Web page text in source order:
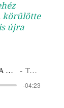
körülötte
újra
Jazzation: A négy évszak Tavasz 3
-04:23